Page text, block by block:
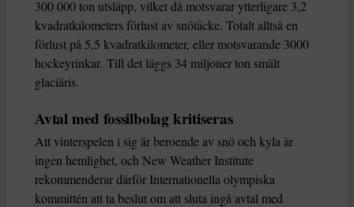
300 000 ton utsläpp, vilket då motsvarar ytterligare 3,2
kvadratkilometers förlust av snötäcke. Totalt alltså en
förlust på 5,5 kvadratkilometer, eller motsvarande 3000
hockeyrinkar. Till det läggs 34 miljoner ton smält
glaciäris.
Avtal med fossilbolag kritiseras
Att vinterspelen i sig är beroende av snö och kyla är
ingen hemlighet, och New Weather Institute
rekommenderar därför Internationella olympiska
kommittén att ta beslut om att sluta ingå avtal med